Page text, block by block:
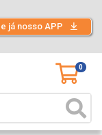
já nosso APP
0